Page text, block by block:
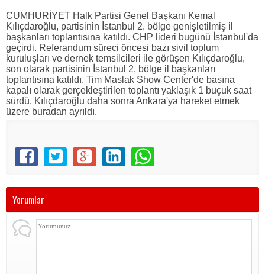
CUMHURİYET Halk Partisi Genel Başkanı Kemal
Kılıçdaroğlu, partisinin İstanbul 2. bölge genişletilmiş il
başkanları toplantısına katıldı. CHP lideri bugünü İstanbul'da
geçirdi. Referandum süreci öncesi bazı sivil toplum
kuruluşları ve dernek temsilcileri ile görüşen Kılıçdaroğlu,
son olarak partisinin İstanbul 2. bölge il başkanları
toplantısına katıldı. Tim Maslak Show Center'de basına
kapalı olarak gerçekleştirilen toplantı yaklaşık 1 buçuk saat
sürdü. Kılıçdaroğlu daha sonra Ankara'ya hareket etmek
üzere buradan ayrıldı.
Yorumlar